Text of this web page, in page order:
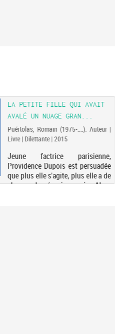
LA PETITE FILLE QUI AVAIT
AVALÉ UN NUAGE GRAN...
Puértolas, Romain (1975-....). Auteur |
Livre | Dilettante | 2015
Jeune factrice parisienne,
Providence Dupois est persuadée
que plus elle s'agite, plus elle a de
chance de réussir sa vie. Alors